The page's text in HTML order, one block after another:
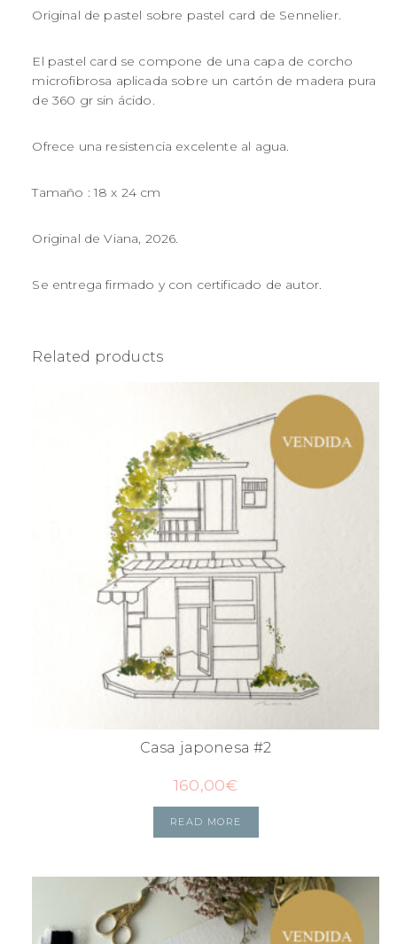
Original de pastel sobre pastel card de Sennelier.
El pastel card se compone de una capa de corcho
microfibrosa aplicada sobre un cartón de madera pura
de 360 gr sin ácido.
Ofrece una resistencia excelente al agua.
Tamaño : 18 x 24 cm
Original de Viana, 2026.
Se entrega firmado y con certificado de autor.
Related products
Casa japonesa #2
160,00€
READ MORE